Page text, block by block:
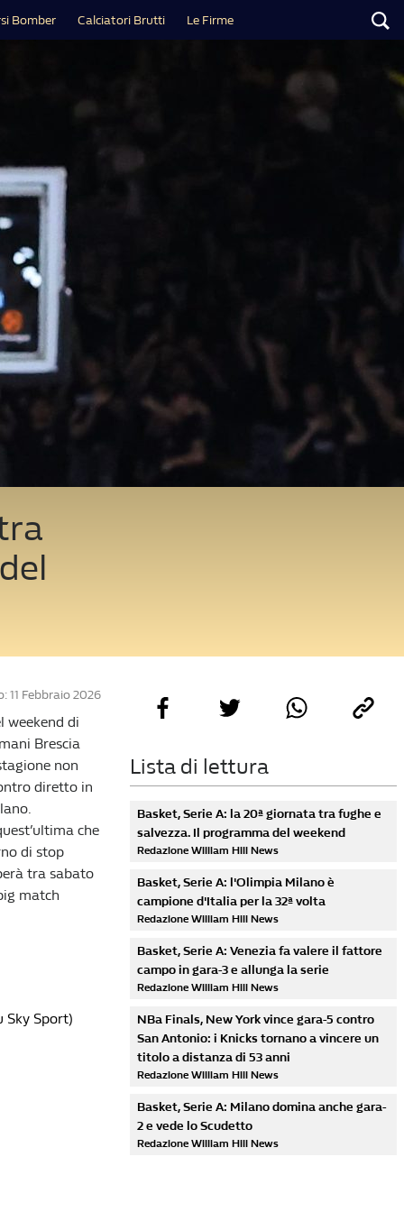
Bomber Calciatori Brutti Le Firme
11 Febbraio 2026
weekend di
Brescia
non
diretto in
che
di stop
tra sabato
match
Sky Sport)
Lista di lettura
Basket, Serie A: la 20ª giornata tra fughe e
salvezza. Il programma del weekend
Redazione William Hill News
Basket, Serie A: l'Olimpia Milano è
campione d'Italia per la 32ª volta
Redazione William Hill News
Basket, Serie A: Venezia fa valere il fattore
campo in gara-3 e allunga la serie
Redazione William Hill News
NBa Finals, New York vince gara-5 contro
San Antonio: i Knicks tornano a vincere un
titolo a distanza di 53 anni
Redazione William Hill News
Basket, Serie A: Milano domina anche gara-
2 e vede lo Scudetto
Redazione William Hill News